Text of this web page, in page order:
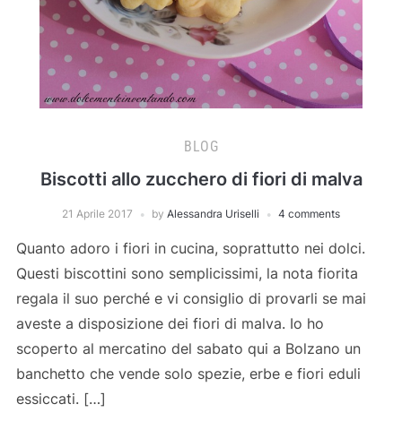
BLOG
Biscotti allo zucchero di fiori di malva
21 Aprile 2017 by Alessandra Uriselli 4 comments
Quanto adoro i fiori in cucina, soprattutto nei dolci.
Questi biscottini sono semplicissimi, la nota fiorita
regala il suo perché e vi consiglio di provarli se mai
aveste a disposizione dei fiori di malva. Io ho
scoperto al mercatino del sabato qui a Bolzano un
banchetto che vende solo spezie, erbe e fiori eduli
essiccati. […]